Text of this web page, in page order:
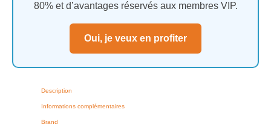
80% et d’avantages réservés aux membres VIP.
Oui, je veux en profiter
Description
Informations complémentaires
Brand